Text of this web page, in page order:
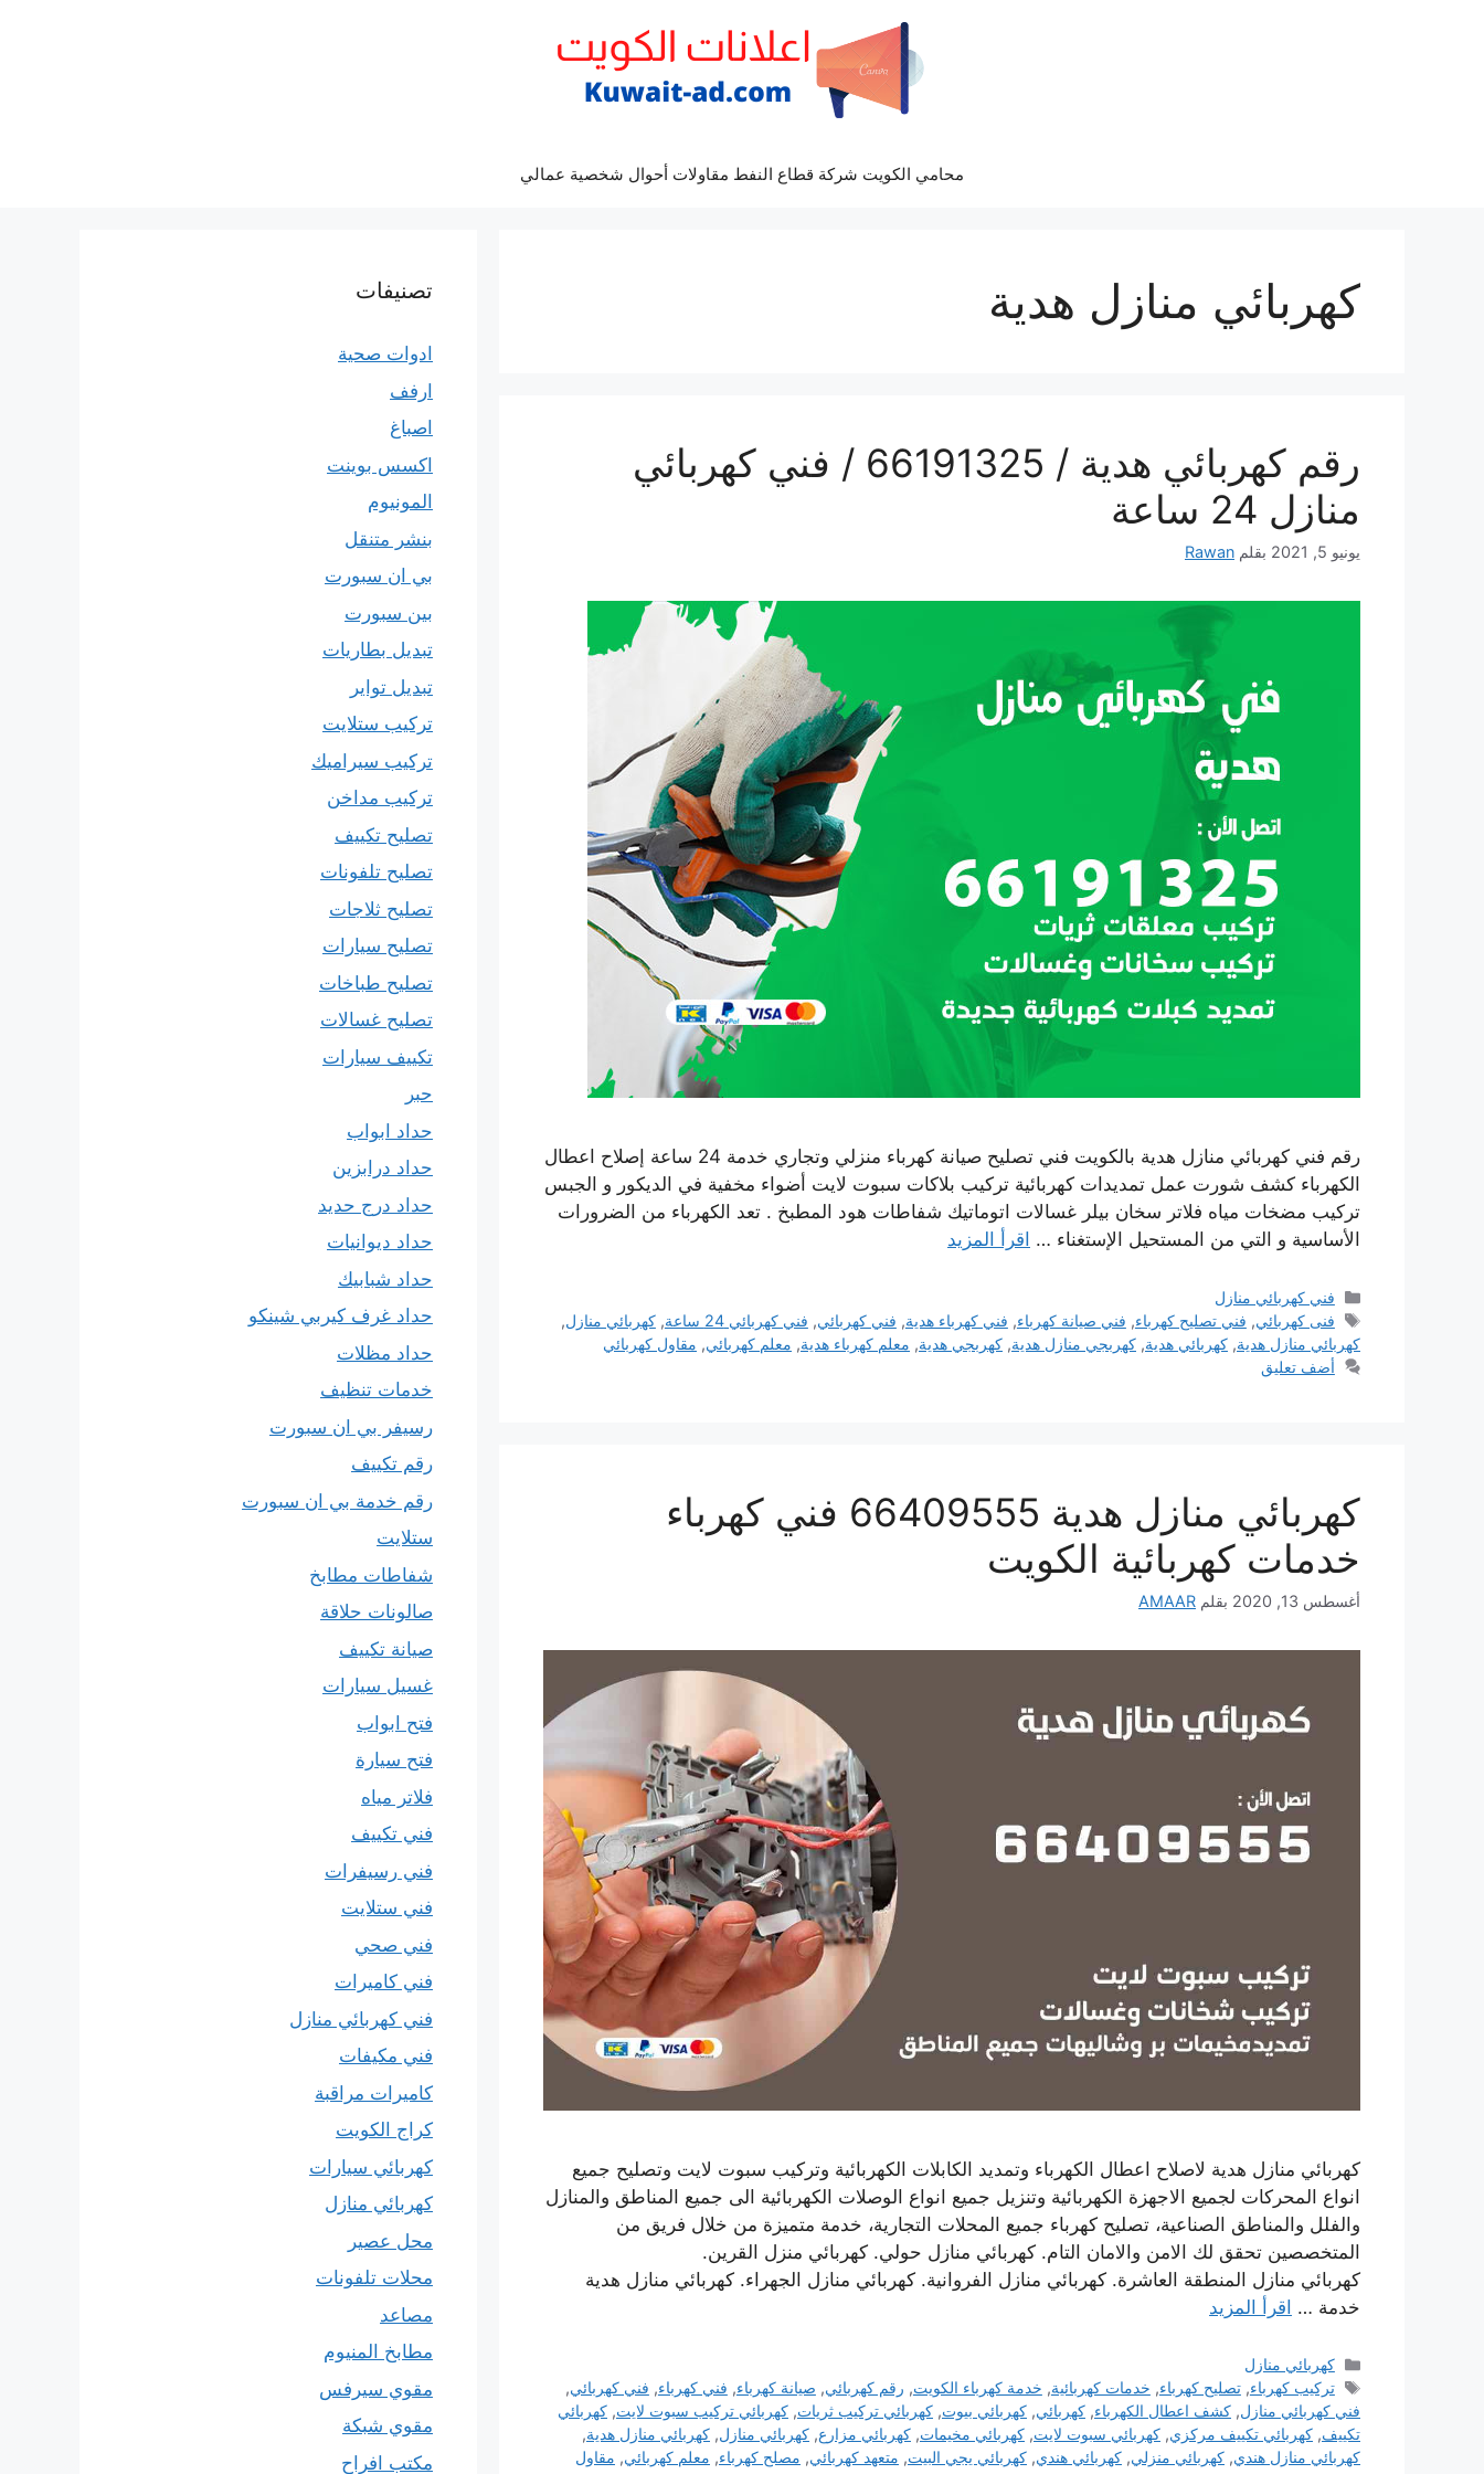
محامي الكويت شركة قطاع النفط مقاولات أحوال شخصية عمالي
كهربائي منازل هدية
رقم كهربائي هدية / 66191325‬ / فني كهربائي
منازل 24 ساعة
يونيو 5, 2021 بقلم Rawan
رقم فني كهربائي منازل هدية بالكويت فني تصليح صيانة كهرباء منزلي وتجاري خدمة 24 ساعة إصلاح اعطال
الكهرباء كشف شورت عمل تمديدات كهربائية تركيب بلاكات سبوت لايت أضواء مخفية في الديكور و الجبس
تركيب مضخات مياه فلاتر سخان بيلر غسالات اتوماتيك شفاطات هود المطبخ . تعد الكهرباء من الضرورات
الأساسية و التي من المستحيل الإستغناء … اقرأ المزيد
التصنيفات
فني كهربائي منازل
الوسوم
فنى كهربائي, فني تصليح كهرباء, فني صيانة كهرباء, فني كهرباء هدية, فني كهربائي, فني كهربائي 24 ساعة ,كهربائي منازل,
كهربائي منازل هدية, كهربائي هدية, كهربجي منازل هدية, كهربجي هدية, معلم كهرباء هدية, معلم كهربائي, مقاول كهربائي
أضف تعليق
كهربائي منازل هدية 66409555 فني كهرباء
خدمات كهربائية الكويت
أغسطس 13, 2020 بقلم AMAAR
كهربائي منازل هدية لاصلاح اعطال الكهرباء وتمديد الكابلات الكهربائية وتركيب سبوت لايت وتصليح جميع
انواع المحركات لجميع الاجهزة الكهربائية وتنزيل جميع انواع الوصلات الكهربائية الى جميع المناطق والمنازل
والفلل والمناطق الصناعية، تصليح كهرباء جميع المحلات التجارية، خدمة متميزة من خلال فريق من
المتخصصين تحقق لك الامن والامان التام. كهربائي منازل حولي. كهربائي منزل القرين.
كهربائي منازل المنطقة العاشرة. كهربائي منازل الفروانية. كهربائي منازل الجهراء. كهربائي منازل هدية
خدمة … اقرأ المزيد
التصنيفات
كهربائي منازل
الوسوم
تركيب كهرباء,تصليح كهرباء, خدمات كهربائية, خدمة كهرباء الكويت, رقم كهربائي, صيانة كهرباء, فني كهرباء, فني كهربائي,
فني كهربائي منازل, كشف اعطال الكهرباء, كهربائي, كهربائي بيوت, كهربائي تركيب ثريات, كهربائي تركيب سبوت لايت, كهربائي
تكييف, كهربائي تكييف مركزي, كهربائي سبوت لايت, كهربائي مخيمات, كهربائي مزارع, كهربائي منازل, كهربائي منازل هدية,
كهربائي منازل هندي, كهربائي منزلي, كهربائي هندي, كهربائي يجي البيت, متعهد كهربائي, مصلح كهرباء, معلم كهربائي, مقاول
تصنيفات
ادوات صحية
ارفف
اصباغ
اكسس بوينت
المونيوم
بنشر متنقل
بي ان سبورت
بين سبورت
تبديل بطاريات
تبديل تواير
تركيب ستلايت
تركيب سيراميك
تركيب مداخن
تصليح تكييف
تصليح تلفونات
تصليح ثلاجات
تصليح سيارات
تصليح طباخات
تصليح غسالات
تكييف سيارات
حبر
حداد ابواب
حداد درابزين
حداد درج حديد
حداد ديوانيات
حداد شبابيك
حداد غرف كيربي شينكو
حداد مظلات
خدمات تنظيف
رسيفر بي ان سبورت
رقم تكييف
رقم خدمة بي ان سبورت
ستلايت
شفاطات مطابخ
صالونات حلاقة
صيانة تكييف
غسيل سيارات
فتح ابواب
فتح سيارة
فلاتر مياه
فني تكييف
فني رسيفرات
فني ستلايت
فني صحي
فني كاميرات
فني كهربائي منازل
فني مكيفات
كاميرات مراقبة
كراج الكويت
كهربائي سيارات
كهربائي منازل
محل عصير
محلات تلفونات
مصاعد
مطابخ المنيوم
مقوي سيرفس
مقوي شبكة
مكتب افراح